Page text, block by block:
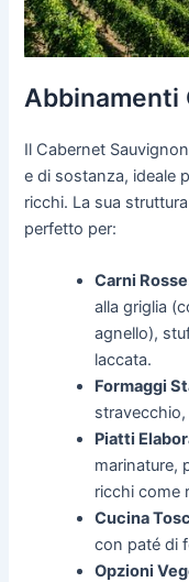
Abbinamenti
Il Cabernet
e di sostanza, ideale
ricchi. La sua
perfetto per:
Carni
alla griglia
agnello),
laccata.
Formaggi
Piatti
marinature,
ricchi come
Cucina
con paté di
Opzioni